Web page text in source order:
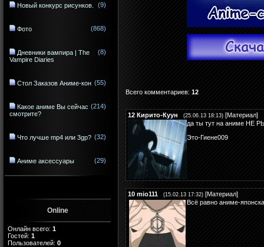
Новый конкурс рисунков. (9)
Фото (868)
Дневники вампира | The
Vampire Diaries
(8)
Стол Заказов Аниме-кон (55)
Какое аниме Вы сейчас
смотрите?
(214)
Что лучше mp4 или 3gp? (32)
Аниме аксессуары (29)
Online
Онлайн всего: 1
Гостей: 1
Пользователей: 0
Всего комментариев: 12
12 Кирито-Куун (25.06.13 18:13) [Материал]
да ты тут на аниме НЕ
Это-Гиене009
10 mio111 (15.02.13 17:32) [Материал]
Всё равно аниме-